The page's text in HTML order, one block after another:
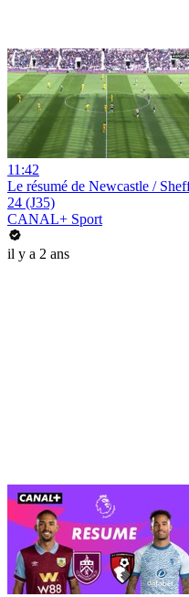
11:42
Le résumé de Newcastle /
24 (J35)
CANAL+ Sport
il y a 2 ans